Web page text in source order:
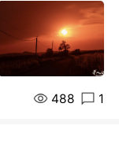
488 1